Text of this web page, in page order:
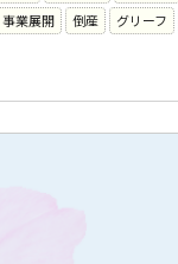
事業展開 倒産 グリーフ